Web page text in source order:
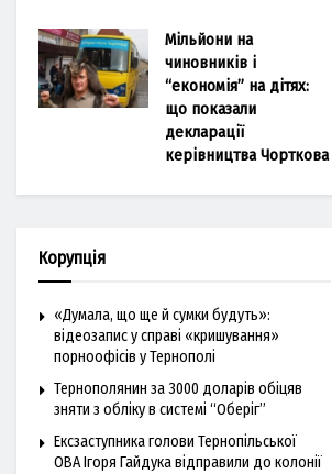
Мільйони на
чиновників і
“економія” на дітях:
що показали
декларації
керівництва Чорткова
Корупція
«Думала, що ще й сумки будуть»:
відеозапис у справі «кришування»
порноофісів у Тернополі
Тернополянин за 3000 доларів обіцяв
зняти з обліку в системі “Оберіг”
Ексзаступника голови Тернопільської
ОВА Ігоря Гайдука відправили до колонії